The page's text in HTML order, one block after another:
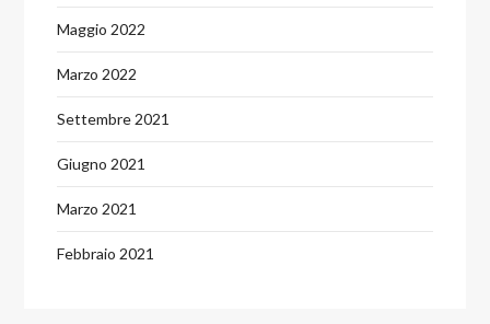
Maggio 2022
Marzo 2022
Settembre 2021
Giugno 2021
Marzo 2021
Febbraio 2021